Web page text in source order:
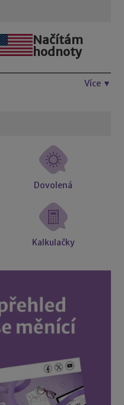
Načítám
hodnoty
Více ▼
Dovolená
Kalkulačky